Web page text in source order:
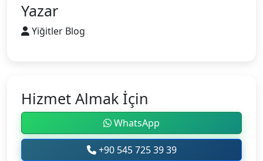
Yazar
Yiğitler Blog
Hizmet Almak İçin
WhatsApp
+90 545 725 39 39